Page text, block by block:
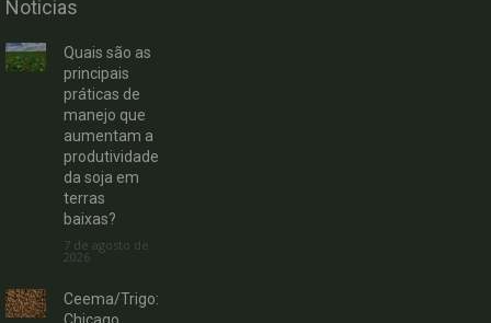
Noticias
Quais são as
principais
práticas de
manejo que
aumentam a
produtividade
da soja em
terras
baixas?
7 de agosto de
2026
Ceema/Trigo:
Chicago